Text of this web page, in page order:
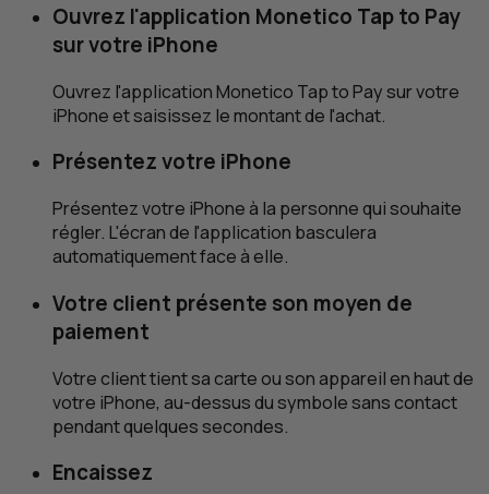
Ouvrez l'application Monetico Tap to Pay
sur votre iPhone
Ouvrez l'application Monetico Tap to Paysur votre
iPhone et saisissez le montant de l'achat.
Présentez votre iPhone
Présentez votre iPhone à la personne qui souhaite
régler. L'écran de l'application basculera
automatiquement face à elle.
Votre client présente son moyen de
paiement
Votre client tient sa carte ou son appareil en haut de
votre iPhone, au-dessus du symbole sans contact
pendant quelques secondes.
Encaissez